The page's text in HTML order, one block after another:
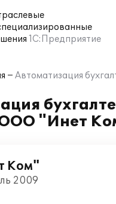
1С:Предприятие
Автоматизация
"Инет
Ком"
2009